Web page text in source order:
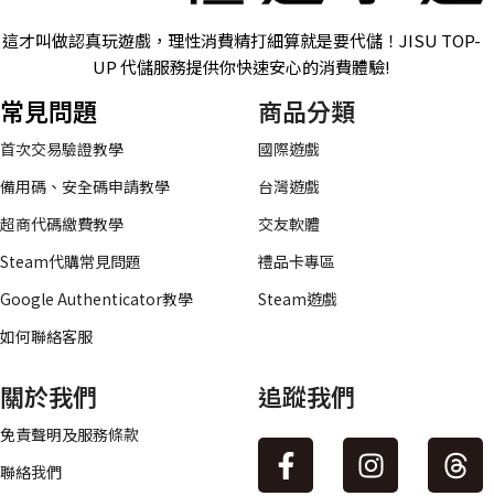
這才叫做認真玩遊戲，理性消費精打細算就是要代儲！JISU TOP-
UP 代儲服務提供你快速安心的消費體驗!
常見問題
首次交易驗證教學
備用碼、安全碼申請教學
超商代碼繳費教學
Steam代購常見問題
Google Authenticator教學
如何聯絡客服
商品分類
國際遊戲
台灣遊戲
交友軟體
禮品卡專區
Steam遊戲
關於我們
免責聲明及服務條款
聯絡我們
追蹤我們